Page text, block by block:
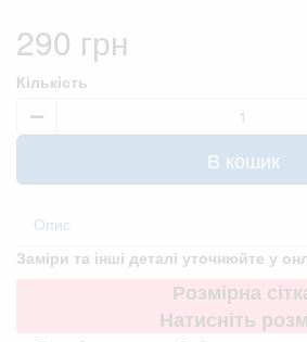
290 грн
Кількість
В кошик
Опис
Заміри та інші деталі уточнюйте у
Розмірна
Натисніть